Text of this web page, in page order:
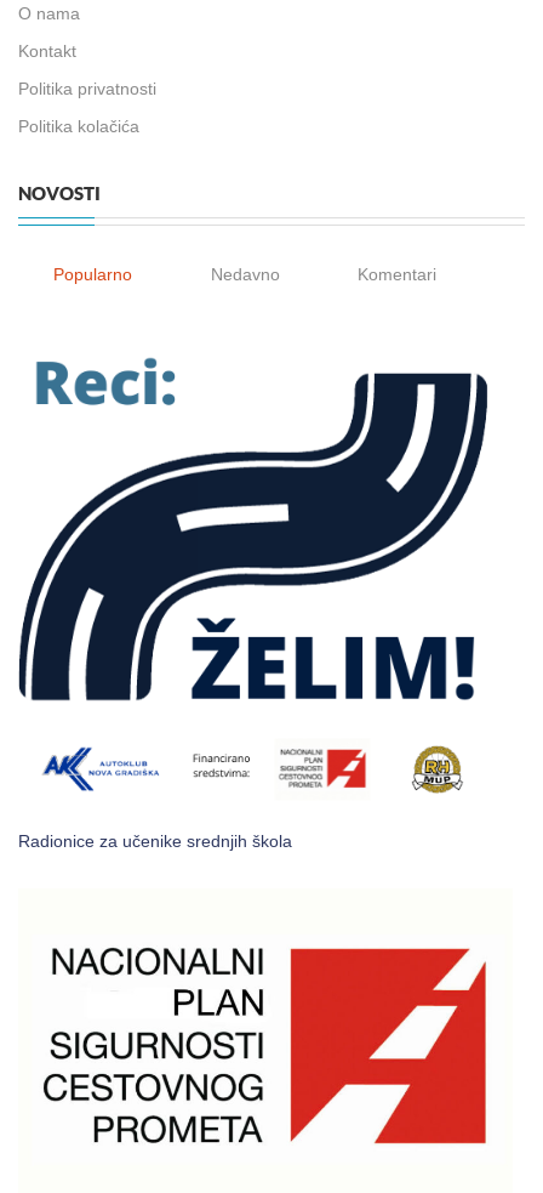
O nama
Kontakt
Politika privatnosti
Politika kolačića
NOVOSTI
Popularno Nedavno Komentari
Radionice za učenike srednjih škola